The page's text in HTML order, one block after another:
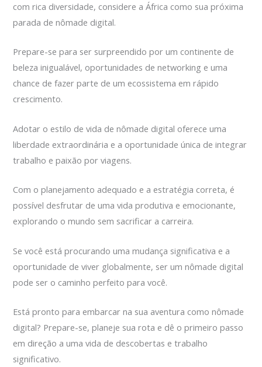
com rica diversidade, considere a África como sua próxima
parada de nômade digital.
Prepare-se para ser surpreendido por um continente de
beleza inigualável, oportunidades de networking e uma
chance de fazer parte de um ecossistema em rápido
crescimento.
Adotar o estilo de vida de nômade digital oferece uma
liberdade extraordinária e a oportunidade única de integrar
trabalho e paixão por viagens.
Com o planejamento adequado e a estratégia correta, é
possível desfrutar de uma vida produtiva e emocionante,
explorando o mundo sem sacrificar a carreira.
Se você está procurando uma mudança significativa e a
oportunidade de viver globalmente, ser um nômade digital
pode ser o caminho perfeito para você.
Está pronto para embarcar na sua aventura como nômade
digital? Prepare-se, planeje sua rota e dê o primeiro passo
em direção a uma vida de descobertas e trabalho
significativo.